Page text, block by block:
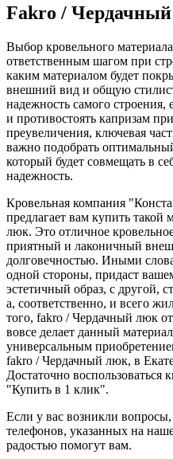
Fakro /
Выбор кровельного
ответственным шагом при
каким материалом будет
внешний вид и общую
надежность самого строения,
и противостоять капризам
преувеличения, ключевая
важно подобрать
который будет совмещать в
надежность.
Кровельная компания
предлагает вам купить такой
люк. Это отличное
приятный и лаконичный
долговечностью. Иными
одной стороны, придаст
эстетичный образ, с другой,
а, соответственно, и всего
того, fakro / Чердачный люк
вовсе делает данный
универсальным
fakro / Чердачный люк, в
Достаточно воспользоваться
"Купить в 1 клик".
Если у вас возникли
телефонов, указанных на
радостью помогут вам.